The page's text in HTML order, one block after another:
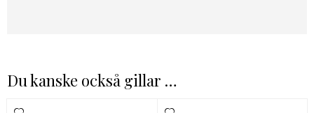
Du kanske också gillar …